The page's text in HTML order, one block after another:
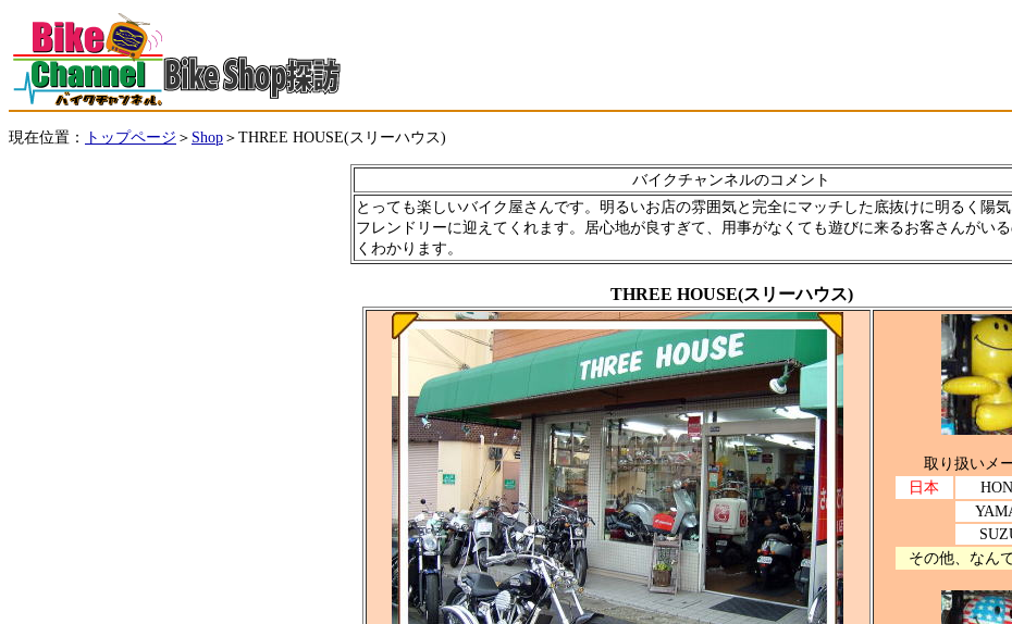
現在位置： トップページ ＞ Shop ＞THREE HOUSE(スリーハウス)
バイクチャンネルのコメント
とっても楽しいバイク屋さんです。明るいお店の雰囲気と完全にマッチした底抜けに明るく陽気
フレンドリーに迎えてくれます。居心地が良すぎて、用事がなくても遊びに来るお客さんがい
くわかります。
THREE HOUSE(スリーハウス)
取り扱いメ
日本
その他、なん